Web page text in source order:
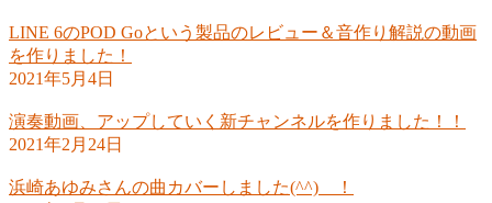
LINE 6のPOD Goという製品のレビュー＆音作り解説の動画
を作りました！
2021年5月4日
演奏動画、アップしていく新チャンネルを作りました！！
2021年2月24日
浜崎あゆみさんの曲カバーしました(^^) ！